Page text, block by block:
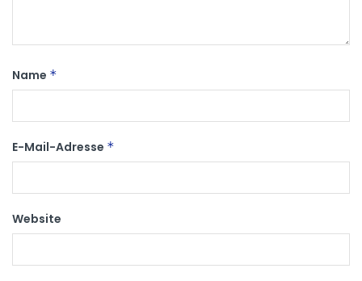
Name *
E-Mail-Adresse *
Website